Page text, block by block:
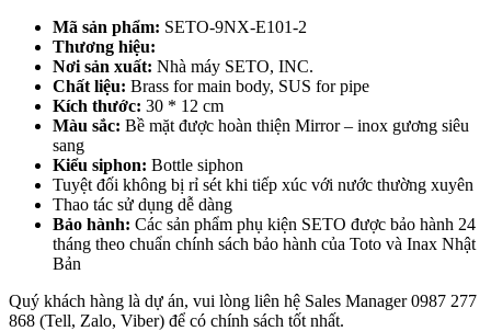
Mã sản phẩm: SETO-9NX-E101-2
Thương hiệu:
Nơi sản xuất: Nhà máy SETO, INC.
Chất liệu: Brass for main body, SUS for pipe
Kích thước: 30 * 12 cm
Màu sắc: Bề mặt được hoàn thiện Mirror – inox gương siêu
sang
Kiểu siphon: Bottle siphon
Tuyệt đối không bị rỉ sét khi tiếp xúc với nước thường xuyên
Thao tác sử dụng dễ dàng
Bảo hành: Các sản phẩm phụ kiện SETO được bảo hành 24
tháng theo chuẩn chính sách bảo hành của Toto và Inax Nhật
Bản
Quý khách hàng là dự án, vui lòng liên hệ Sales Manager 0987 277
868 (Tell, Zalo, Viber) để có chính sách tốt nhất.